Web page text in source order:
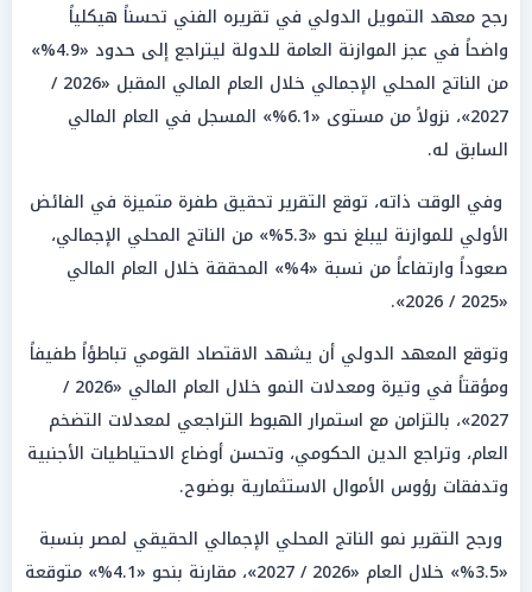
رجح معهد التمويل الدولي في تقريره الفني تحسناً هيكلياً
واضحاً في عجز الموازنة العامة للدولة ليتراجع إلى حدود «4.9%»
من الناتج المحلي الإجمالي خلال العام المالي المقبل «2026 /
2027»، نزولاً من مستوى «6.1%» المسجل في العام المالي
السابق له.
وفي الوقت ذاته، توقع التقرير تحقيق طفرة متميزة في الفائض
الأولي للموازنة ليبلغ نحو «5.3%» من الناتج المحلي الإجمالي،
صعوداً وارتفاعاً من نسبة «4%» المحققة خلال العام المالي
«2025 / 2026».
وتوقع المعهد الدولي أن يشهد الاقتصاد القومي تباطؤاً طفيفاً
ومؤقتاً في وتيرة ومعدلات النمو خلال العام المالي «2026 /
2027»، بالتزامن مع استمرار الهبوط التراجعي لمعدلات التضخم
العام، وتراجع الدين الحكومي، وتحسن أوضاع الاحتياطيات الأجنبية
وتدفقات رؤوس الأموال الاستثمارية بوضوح.
ورجح التقرير نمو الناتج المحلي الإجمالي الحقيقي لمصر بنسبة
«3.5%» خلال العام «2026 / 2027»، مقارنة بنحو «4.1%» متوقعة